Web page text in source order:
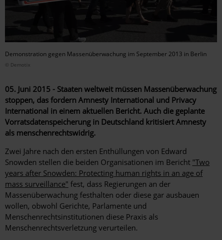
Demonstration gegen Massenüberwachung im September 2013 in Berlin
© Demotix
05. Juni 2015 - Staaten weltweit müssen Massenüberwachung
stoppen, das fordern Amnesty International und Privacy
International in einem aktuellen Bericht. Auch die geplante
Vorratsdatenspeicherung in Deutschland kritisiert Amnesty
als menschenrechtswidrig.
Zwei Jahre nach den ersten Enthüllungen von Edward
Snowden stellen die beiden Organisationen im Bericht "Two
years after Snowden: Protecting human rights in an age of
mass surveillance" fest, dass Regierungen an der
Massenüberwachung festhalten oder diese gar ausbauen
wollen, obwohl Gerichte, Parlamente und
Menschenrechtsinstitutionen diese Praxis als
Menschenrechtsverletzung verurteilen.